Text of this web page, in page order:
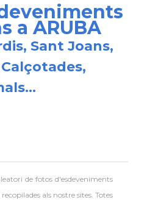
a ARUBA
Sant Joans,
defotos d'esdeveniments
als nostre sites. Totes